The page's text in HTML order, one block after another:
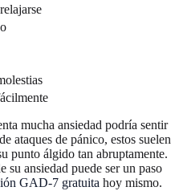
mucha ansiedad podría sentir
ataques de pánico, estos suelen
punto álgido tan abruptamente.
su ansiedad puede ser un paso
GAD-7 gratuita hoy mismo.